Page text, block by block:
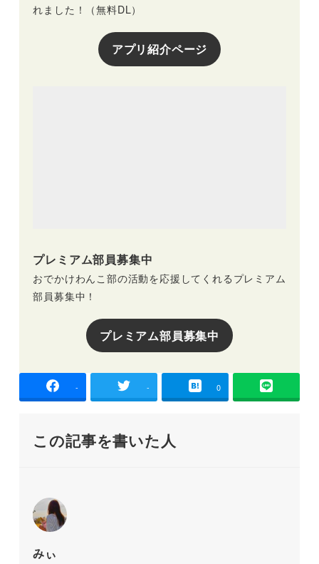
れました！（無料DL）
アプリ紹介ページ
プレミアム部員募集中
おでかけわんこ部の活動を応援してくれるプレミアム
部員募集中！
プレミアム部員募集中
- - 0
この記事を書いた人
みぃ